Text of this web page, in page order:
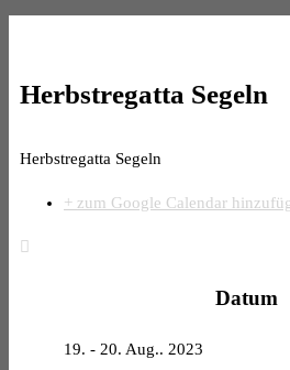
Herbstregatta Segeln
Herbstregatta Segeln
+ zum Google Calendar
Datum
19. - 20. Aug.. 2023